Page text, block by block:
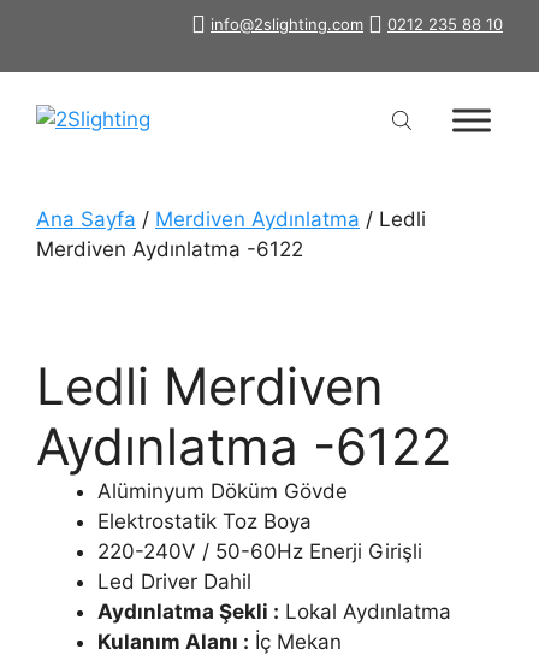
info@2slighting.com 0212 235 88 10
Ana Sayfa / Merdiven Aydınlatma / Ledli
Merdiven Aydınlatma -6122
Ledli Merdiven
Aydınlatma -6122
Alüminyum Döküm Gövde
Elektrostatik Toz Boya
220-240V / 50-60Hz Enerji Girişli
Led Driver Dahil
Aydınlatma Şekli : Lokal Aydınlatma
Kulanım Alanı : İç Mekan